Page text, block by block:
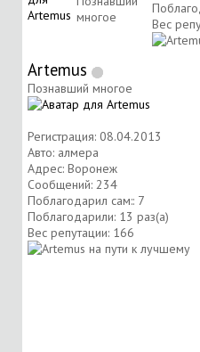
многое
Вес
Artemus
Познавший многое
Регистрация: 08.04.2013
Авто: алмера
Адрес: Воронеж
Сообщений: 234
Поблагодарил сам:: 7
Поблагодарили: 13 раз(а)
Вес репутации: 166